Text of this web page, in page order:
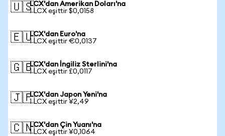
🇺🇸LCX'dan Amerikan Doları'na
1 LCX eşittir $0,0158
🇪🇺LCX'dan Euro'na
1 LCX eşittir €0,0137
🇬🇧LCX'dan İngiliz Sterlini'na
1 LCX eşittir £0,0117
🇯🇵LCX'dan Japon Yeni'na
1 LCX eşittir ¥2,49
🇨🇳LCX'dan Çin Yuanı'na
1 LCX eşittir ¥0,1064